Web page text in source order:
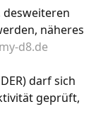
desweiteren
näheres
d8.de
darf sich
geprüft,